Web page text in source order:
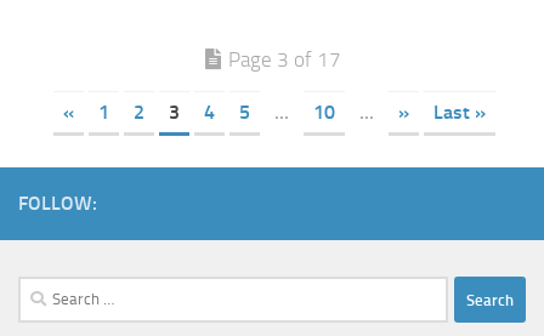
Page 3 of 17
« 1 2 3 4 5 ... 10 ... » Last »
FOLLOW:
Search
for: